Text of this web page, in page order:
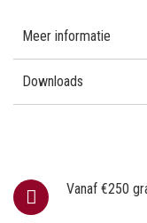
Vanaf €250
Meer informatie
Downloads